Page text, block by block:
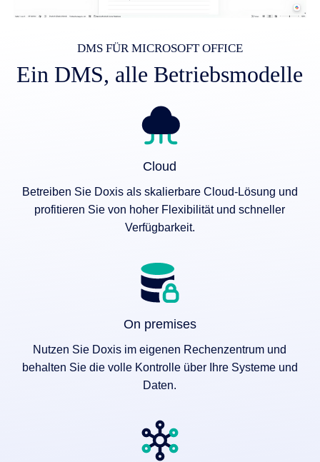
DMS FÜR MICROSOFT OFFICE
Ein DMS, alle Betriebsmodelle
Cloud
Betreiben Sie Doxis als skalierbare Cloud-Lösung und
profitieren Sie von hoher Flexibilität und schneller
Verfügbarkeit.
On premises
Nutzen Sie Doxis im eigenen Rechenzentrum und
behalten Sie die volle Kontrolle über Ihre Systeme und
Daten.